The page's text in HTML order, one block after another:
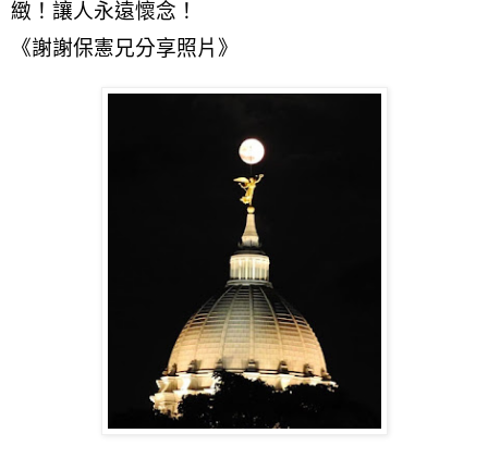
緻！讓人永遠懷念！
《謝謝保憲兄分享照片》